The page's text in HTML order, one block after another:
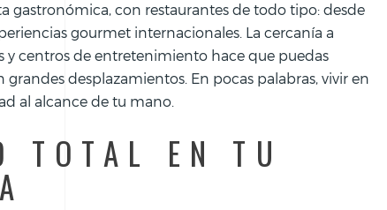
gastronómica, con restaurantes de todo tipo: desde
gourmet internacionales. La cercanía a
y centros de entretenimiento hace que puedas
grandes desplazamientos. En pocas palabras, vivir en
al alcance de tu mano.
TOTAL EN TU